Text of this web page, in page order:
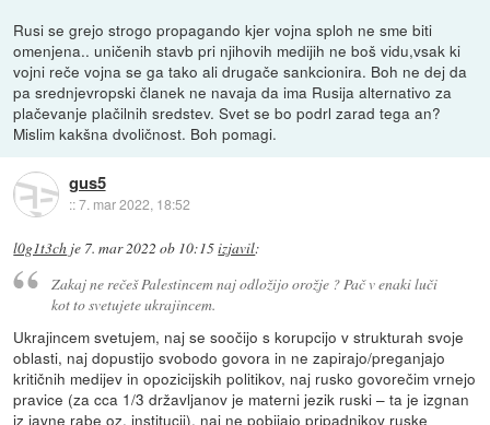
Rusi se grejo strogo propagando kjer vojna sploh ne sme biti
omenjena.. uničenih stavb pri njihovih medijih ne boš vidu,vsak ki
vojni reče vojna se ga tako ali drugače sankcionira. Boh ne dej da
pa srednjevropski članek ne navaja da ima Rusija alternativo za
plačevanje plačilnih sredstev. Svet se bo podrl zarad tega an?
Mislim kakšna dvoličnost. Boh pomagi.
gus5
::7. mar 2022, 18:52
l0g1t3ch je 7. mar 2022 ob 10:15izjavil:
Zakaj ne rečeš Palestincem naj odložijo orožje ? Pač v enaki luči
kot to svetujete ukrajincem.
Ukrajincem svetujem, naj se soočijo s korupcijo v strukturah svoje
oblasti, naj dopustijo svobodo govora in ne zapirajo/preganjajo
kritičnih medijev in opozicijskih politikov, naj rusko govorečim vrnejo
pravice (za cca 1/3 državljanov je materni jezik ruski – ta je izgnan
iz javne rabe oz. institucij), naj ne pobijajo pripadnikov ruske